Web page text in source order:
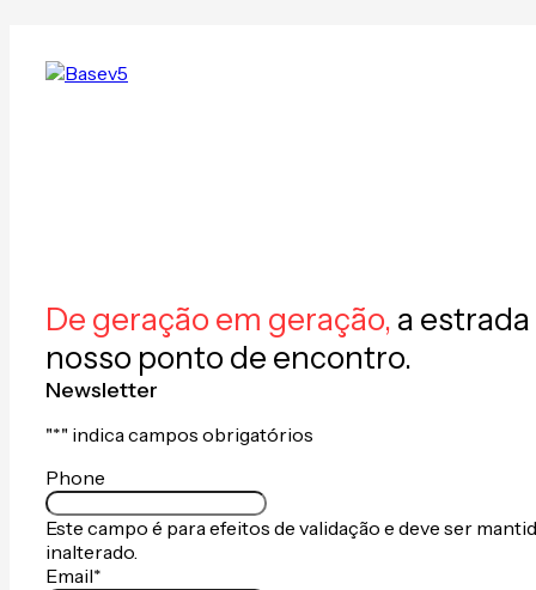
De geração em geração, a
nosso ponto de encontro.
Newsletter
"*" indica campos obrigatórios
Phone
Este campo é para efeitos de validação e deve ser
inalterado.
Email*